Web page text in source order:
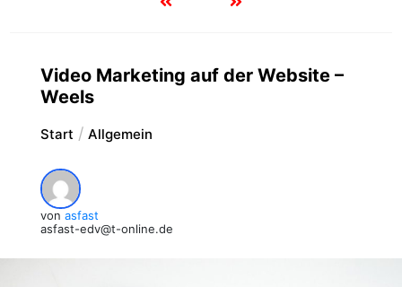
Video Marketing auf der Website –
Weels
Start Allgemein
von asfast
asfast-edv@t-online.de